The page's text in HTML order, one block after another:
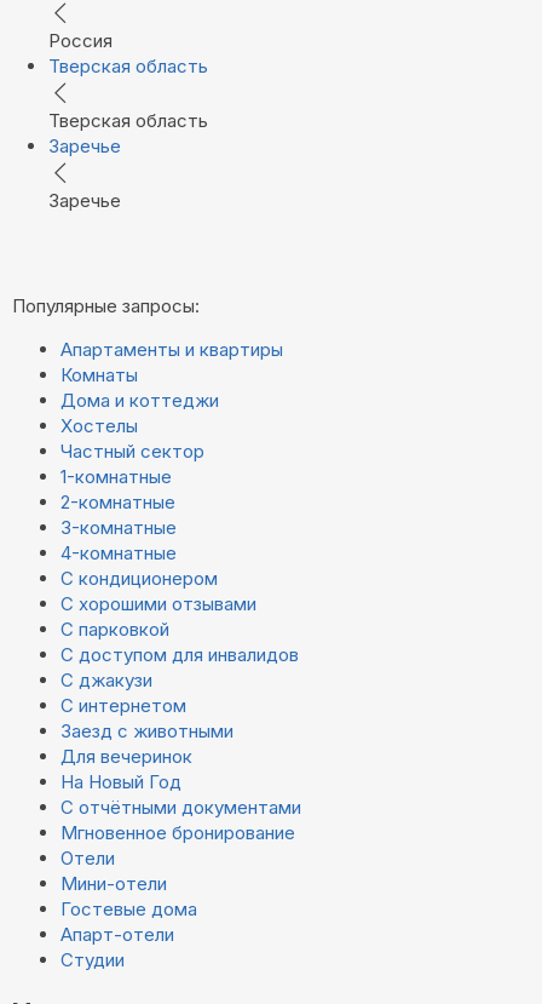
Россия
Тверская область
Тверская область
Заречье
Заречье
Популярные запросы:
Апартаменты и квартиры
Комнаты
Дома и коттеджи
Хостелы
Частный сектор
1-комнатные
2-комнатные
3-комнатные
4-комнатные
С кондиционером
С хорошими отзывами
С парковкой
С доступом для инвалидов
С джакузи
С интернетом
Заезд с животными
Для вечеринок
На Новый Год
С отчётными документами
Мгновенное бронирование
Отели
Мини-отели
Гостевые дома
Апарт-отели
Студии